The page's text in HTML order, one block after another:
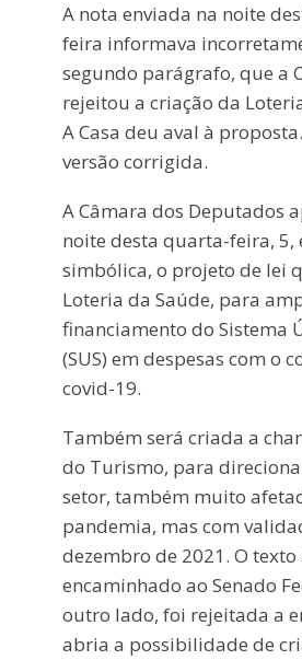
A nota enviada na noite
feira informava
segundo parágrafo, que a
rejeitou a criação da
A Casa deu aval à
versão corrigida.
A Câmara dos Deputados
noite desta quarta-feira, 5,
simbólica, o projeto de lei
Loteria da Saúde, para
financiamento do Sistema
(SUS) em despesas com o
covid-19.
Também será criada a
do Turismo, para
setor, também muito
pandemia, mas com
dezembro de 2021. O texto
encaminhado ao Senado
outro lado, foi rejeitada a
abria a possibilidade de